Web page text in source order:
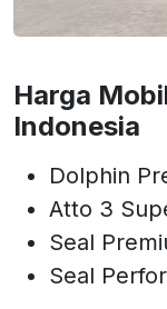
Harga
Indonesia
Dolphin
Atto 3
Seal
Seal